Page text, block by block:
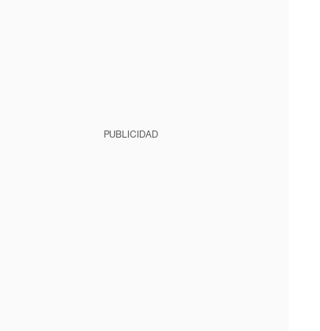
PUBLICIDAD